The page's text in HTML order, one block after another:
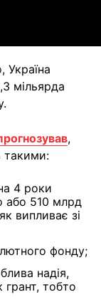
Україна
мільярда
,
такими:
4 роки
або 510 млрд
випливає зі
фонду;
надія,
тобто